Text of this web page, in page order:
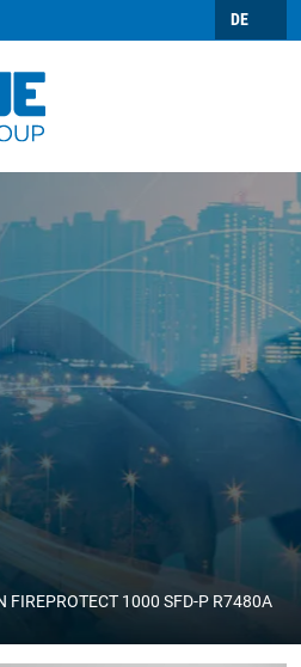
DE
FIREPROTECT 1000 SFD-P R7480A